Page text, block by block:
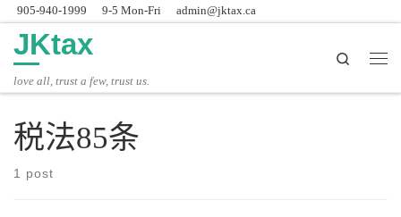
Skip to content
905-940-1999 9-5 Mon-Fri admin@jktax.ca
JKtax
love all, trust a few, trust us.
Search
税法85条
1 post